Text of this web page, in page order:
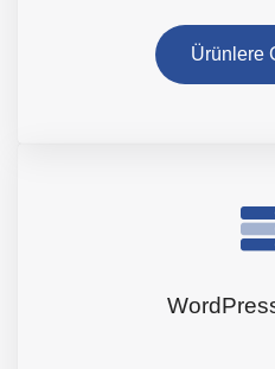
Ürünlere